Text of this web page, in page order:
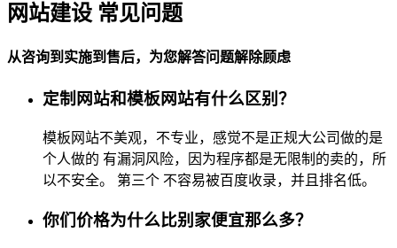
网站建设 常见问题
从咨询到实施到售后，为您解答问题解除顾虑
定制网站和模板网站有什么区别？
模板网站不美观，不专业，感觉不是正规大公司做的是
个人做的 有漏洞风险，因为程序都是无限制的卖的，所
以不安全。 第三个 不容易被百度收录，并且排名低。
你们价格为什么比别家便宜那么多？